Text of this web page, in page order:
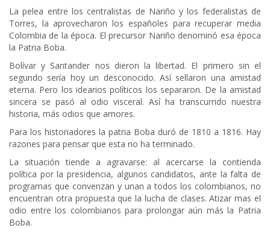
La pelea entre los centralistas de Nariño y los federalistas de
Torres, la aprovecharon los españoles para recuperar media
Colombia de la época. El precursor Nariño denominó esa época
la Patria Boba.
Bolívar y Santander nos dieron la libertad. El primero sin el
segundo sería hoy un desconocido. Así sellaron una amistad
eterna. Pero los idearios políticos los separaron. De la amistad
sincera se pasó al odio visceral. Así ha transcurrido nuestra
historia, más odios que amores.
Para los historiadores la patria Boba duró de 1810 a 1816. Hay
razones para pensar que esta no ha terminado.
La situación tiende a agravarse: al acercarse la contienda
política por la presidencia, algunos candidatos, ante la falta de
programas que convenzan y unan a todos los colombianos, no
encuentran otra propuesta que la lucha de clases. Atizar mas el
odio entre los colombianos para prolongar aún más la Patria
Boba.